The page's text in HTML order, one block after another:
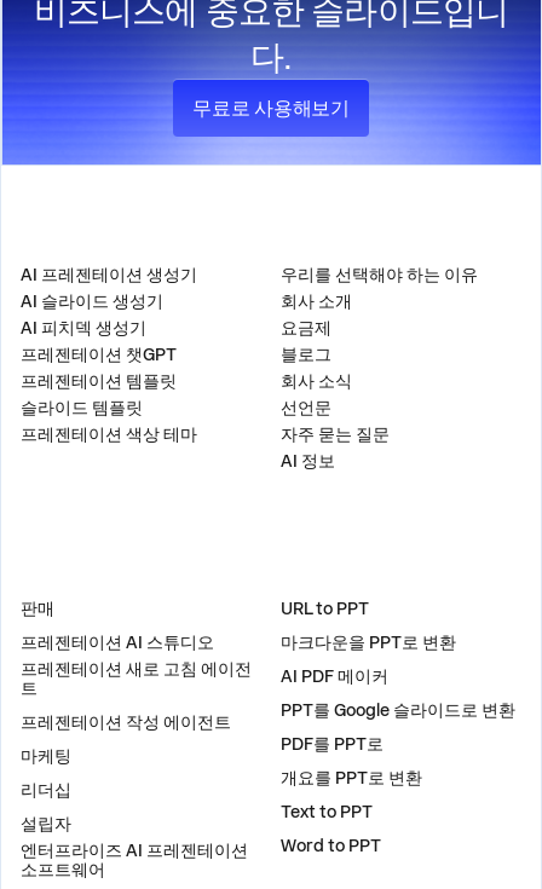
비즈니스에 중요한 슬라이드입니
다.
무료로 사용해보기
AI 프레젠테이션 생성기
AI 슬라이드 생성기
AI 피치덱 생성기
프레젠테이션 챗GPT
프레젠테이션 템플릿
슬라이드 템플릿
프레젠테이션 색상 테마
우리를 선택해야 하는 이유
회사 소개
요금제
블로그
회사 소식
선언문
자주 묻는 질문
AI 정보
판매
프레젠테이션 AI 스튜디오
프레젠테이션 새로 고침 에이전
트
프레젠테이션 작성 에이전트
마케팅
리더십
설립자
엔터프라이즈 AI 프레젠테이션
소프트웨어
URL to PPT
마크다운을 PPT로 변환
AI PDF 메이커
PPT를 Google 슬라이드로 변환
PDF를 PPT로
개요를 PPT로 변환
Text to PPT
Word to PPT